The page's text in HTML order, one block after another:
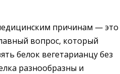
причинам — это
вопрос, который
белок вегетарианцу без
разнообразны и